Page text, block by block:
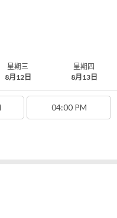
星期三
8月12日
星期四
8月13日
04:00 PM